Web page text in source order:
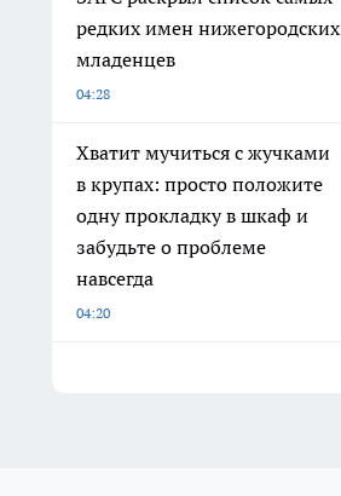
редких имен нижегородских
младенцев
04:28
Хватит мучиться с жучками
в крупах: просто положите
одну прокладку в шкаф и
забудьте о проблеме
навсегда
04:20